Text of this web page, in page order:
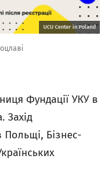
UCU Center in Poland
Фундації УКУ в
Захід
Польщі, Бізнес-